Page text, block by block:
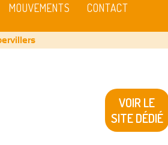
MOUVEMENTS CONTACT
VOIR LE
SITE DÉDIÉ